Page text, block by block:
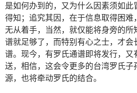
是如何办到的，又为什么因素须如此
得知；追究其因，在于信息取得困难
无从着手，当然，就仅能将身旁的所
谱就足够了，而特别有心之士，才会
谱。现今，有罗氏通谱即将发行，又
送，相信，这会令更多的台湾罗氏子
源，也将牵动罗氏的结合。